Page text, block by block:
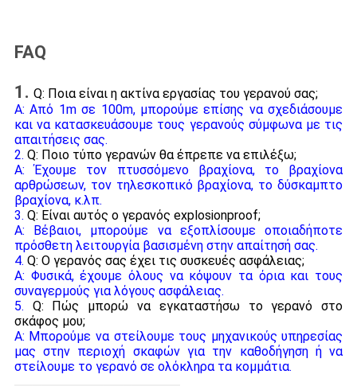
FAQ
1. Q: Ποια είναι η ακτίνα εργασίας του γερανού σας;
Α: Από 1m σε 100m, μπορούμε επίσης να σχεδιάσουμε
και να κατασκευάσουμε τους γερανούς σύμφωνα με τις
απαιτήσεις σας.
2. Q: Ποιο τύπο γερανών θα έπρεπε να επιλέξω;
Α: Έχουμε τον πτυσσόμενο βραχίονα, το βραχίονα
αρθρώσεων, τον τηλεσκοπικό βραχίονα, το δύσκαμπτο
βραχίονα, κ.λπ.
3. Q: Είναι αυτός ο γερανός explosionproof;
Α: Βέβαιοι, μπορούμε να εξοπλίσουμε οποιαδήποτε
πρόσθετη λειτουργία βασισμένη στην απαίτησή σας.
4. Q: Ο γερανός σας έχει τις συσκευές ασφάλειας;
Α: Φυσικά, έχουμε όλους να κόψουν τα όρια και τους
συναγερμούς για λόγους ασφάλειας.
5. Q: Πώς μπορώ να εγκαταστήσω το γερανό στο
σκάφος μου;
Α: Μπορούμε να στείλουμε τους μηχανικούς υπηρεσίας
μας στην περιοχή σκαφών για την καθοδήγηση ή να
στείλουμε το γερανό σε ολόκληρα τα κομμάτια.